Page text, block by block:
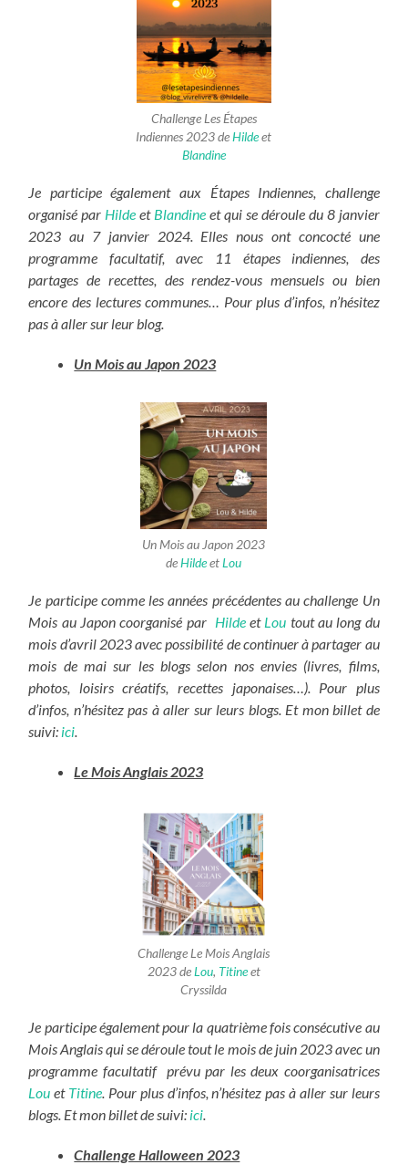
Challenge Les Étapes
Indiennes 2023 deHildeet
Blandine
Je participe également aux Étapes Indiennes, challenge
organisé par Hilde et Blandine et qui se déroule du 8 janvier
2023 au 7 janvier 2024. Elles nous ont concocté une
programme facultatif, avec 11 étapes indiennes, des
partages de recettes, des rendez-vous mensuels ou bien
encore des lectures communes… Pour plus d’infos, n’hésitez
pas à aller sur leur blog.
Un Mois au Japon 2023
Un Mois au Japon 2023
deHildeetLou
Je participe comme les années précédentes au challenge Un
Mois au Japon coorganisé par Hildeet Lou tout au long du
mois d’avril 2023 avec possibilité de continuer à partager au
mois de mai sur les blogs selon nos envies (livres, films,
photos, loisirs créatifs, recettes japonaises…). Pour plus
d’infos, n’hésitez pas à aller sur leurs blogs. Et mon billet de
suivi: ici.
Le Mois Anglais 2023
Challenge Le Mois Anglais
2023 deLou, Titineet
Cryssilda
Je participe également pour la quatrième fois consécutive au
Mois Anglais qui se déroule tout le mois de juin 2023 avec un
programme facultatif prévu par les deux coorganisatrices
Lou et Titine. Pour plus d’infos, n’hésitez pas à aller sur leurs
blogs. Et mon billet de suivi: ici.
Challenge Halloween 2023